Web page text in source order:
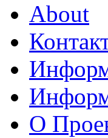
About
О